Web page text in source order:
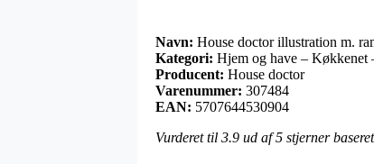
Navn: House doctor illustration m.
Kategori: Hjem og have –
Producent: House doctor
Varenummer: 307484
EAN: 5707644530904
Vurderet til 3.9 ud af 5 stjerner